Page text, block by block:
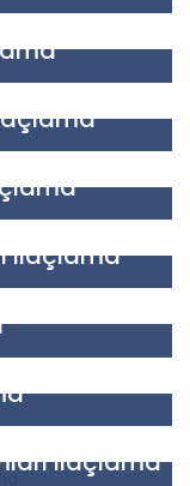
ilaçlama
ilaçlama